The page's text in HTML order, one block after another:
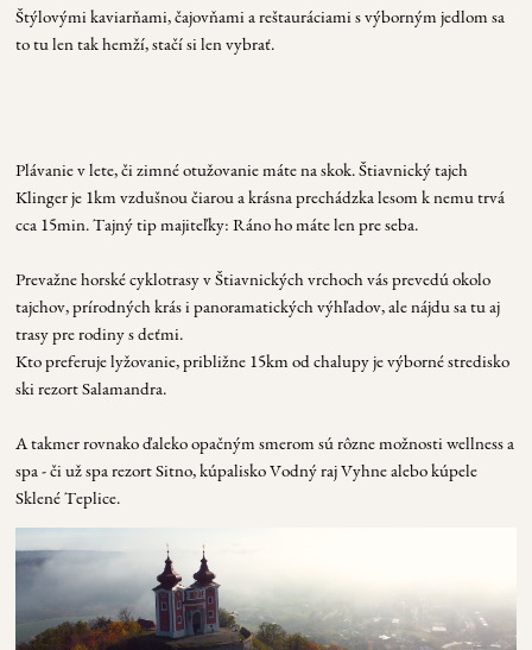
Štýlovými kaviarňami, čajovňami a reštauráciami s výborným jedlom sa
to tu len tak hemží, stačí si len vybrať.
Plávanie v lete, či zimné otužovanie máte na skok. Štiavnický tajch
Klinger je 1km vzdušnou čiarou a krásna prechádzka lesom k nemu trvá
cca 15min. Tajný tip majiteľky: Ráno ho máte len pre seba.
Prevažne horské cyklotrasy v Štiavnických vrchoch vás prevedú okolo
tajchov, prírodných krás i panoramatických výhľadov, ale nájdu sa tu aj
trasy pre rodiny s deťmi.
Kto preferuje lyžovanie, približne 15km od chalupy je výborné stredisko
ski rezort Salamandra.
A takmer rovnako ďaleko opačným smerom sú rôzne možnosti wellness a
spa - či už spa rezort Sitno, kúpalisko Vodný raj Vyhne alebo kúpele
Sklené Teplice.